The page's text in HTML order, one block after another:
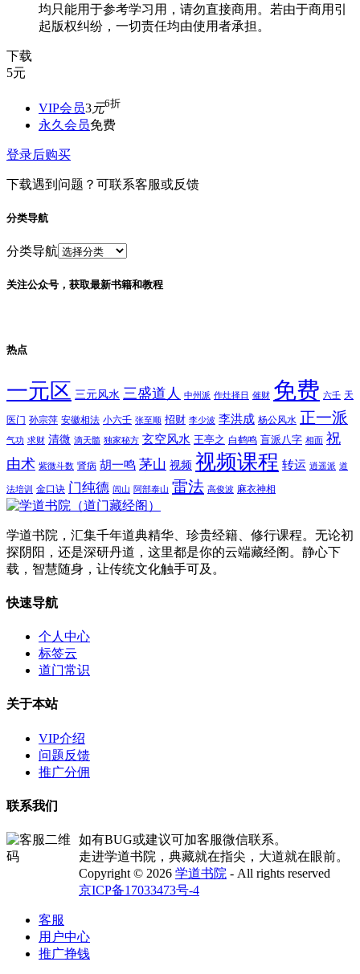
均只能用于参考学习用，请勿直接商用。若由于商用引
起版权纠纷，一切责任均由使用者承担。
下载
5元
VIP会员3元6折
永久会员免费
登录后购买
下载遇到问题？可联系客服或反馈
分类导航
分类导航
关注公众号，获取最新书籍和教程
热点
一元区 三元风水 三盛道人 中州派 作灶择日 催财 免费 六壬 天
医门 孙宗萍 安徽相法 小六壬 张至顺 招财 李少波 李洪成 杨公风水 正一派
气功 求财 清微 滴天髓 独家秘方 玄空风水 王亭之 白鹤鸣 盲派八字 相面 祝
由术 紫微斗数 肾病 胡一鸣 茅山 视频 视频课程 转运 逍遥派 道
法培训 金口诀 门纯德 闾山 阿部泰山 雷法 高俊波 麻衣神相
学道书院，汇集千年道典精华、珍贵经籍、修行课程。无论初
探阴阳，还是深研丹道，这里都是你的云端藏经阁。静心下
载，智慧随身，让传统文化触手可及。
快速导航
个人中心
标签云
道门常识
关于本站
VIP介绍
问题反馈
推广分佣
联系我们
如有BUG或建议可加客服微信联系。
走进学道书院，典藏就在指尖，大道就在眼前。
Copyright © 2026 学道书院 - All rights reserved
京ICP备17033473号-4
客服
用户中心
推广挣钱